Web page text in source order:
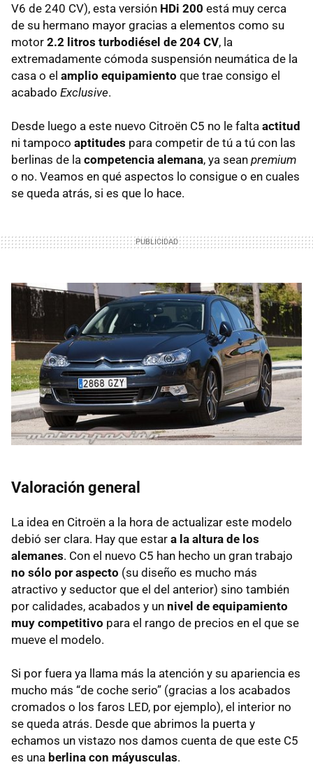
V6 de 240 CV), esta versión HDi 200 está muy cerca
de su hermano mayor gracias a elementos como su
motor 2.2 litros turbodiésel de 204 CV, la
extremadamente cómoda suspensión neumática de la
casa o el amplio equipamiento que trae consigo el
acabado Exclusive.
Desde luego a este nuevo Citroën C5 no le falta actitud
ni tampoco aptitudes para competir de tú a tú con las
berlinas de la competencia alemana, ya sean premium
o no. Veamos en qué aspectos lo consigue o en cuales
se queda atrás, si es que lo hace.
Valoración general
La idea en Citroën a la hora de actualizar este modelo
debió ser clara. Hay que estar a la altura de los
alemanes. Con el nuevo C5 han hecho un gran trabajo
no sólo por aspecto (su diseño es mucho más
atractivo y seductor que el del anterior) sino también
por calidades, acabados y un nivel de equipamiento
muy competitivo para el rango de precios en el que se
mueve el modelo.
Si por fuera ya llama más la atención y su apariencia es
mucho más “de coche serio” (gracias a los acabados
cromados o los faros LED, por ejemplo), el interior no
se queda atrás. Desde que abrimos la puerta y
echamos un vistazo nos damos cuenta de que este C5
es una berlina con máyusculas.